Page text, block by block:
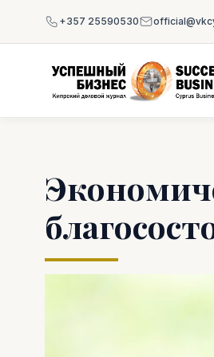
+357 25590530